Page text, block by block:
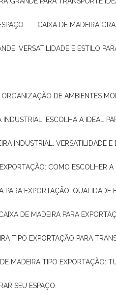
CAIXA DE MADEIRA
VERSATILIDADE E ESTILO
DE AMBIENTES
INDUSTRIAL: ESCOLHA A IDEAL
INDUSTRIAL: VERSATILIDADE
EXPORTAÇÃO: COMO ESCOLHER
PARA EXPORTAÇÃO: QUALIDADE
CAIXA DE MADEIRA PARA
TIPO EXPORTAÇÃO PARA
DE MADEIRA TIPO EXPORTAÇÃO:
SEU ESPAÇO